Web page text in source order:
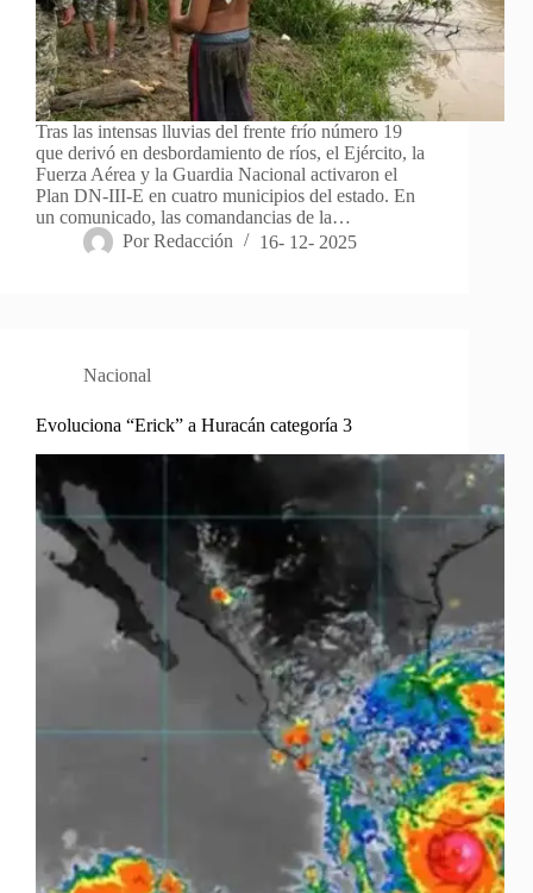
Tras las intensas lluvias del frente frío número 19
que derivó en desbordamiento de ríos, el Ejército, la
Fuerza Aérea y la Guardia Nacional activaron el
Plan DN-III-E en cuatro municipios del estado. En
un comunicado, las comandancias de la…
Por Redacción 16- 12- 2025
Nacional
Evoluciona “Erick” a Huracán categoría 3